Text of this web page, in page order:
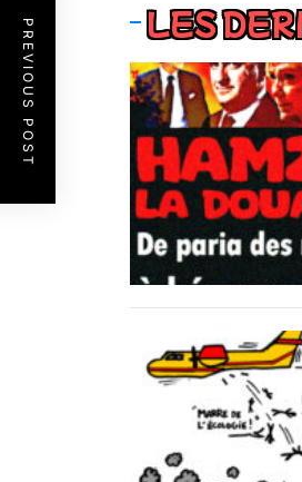
PREVIOUS POST
LES